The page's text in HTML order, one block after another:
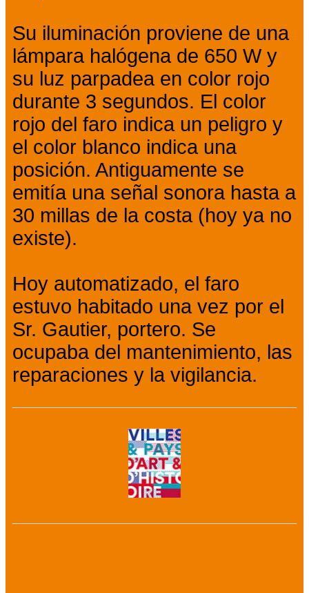
Su iluminación proviene de una
lámpara halógena de 650 W y
su luz parpadea en color rojo
durante 3 segundos. El color
rojo del faro indica un peligro y
el color blanco indica una
posición. Antiguamente se
emitía una señal sonora hasta a
30 millas de la costa (hoy ya no
existe).
Hoy automatizado, el faro
estuvo habitado una vez por el
Sr. Gautier, portero. Se
ocupaba del mantenimiento, las
reparaciones y la vigilancia.